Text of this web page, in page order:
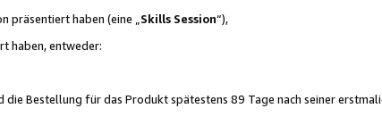
haben (eine „ Skills Session“),
haben, entweder:
Bestellung für das Produkt spätestens 89 Tage nach seiner